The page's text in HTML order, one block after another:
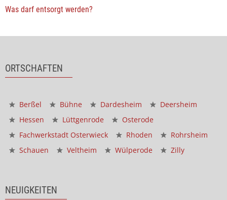
Was darf entsorgt werden?
ORTSCHAFTEN
Berßel Bühne Dardesheim
Deersheim
Hessen
Lüttgenrode
Osterode
Fachwerkstadt Osterwieck
Rhoden
Rohrsheim
Schauen
Veltheim Wülperode Zilly
NEUIGKEITEN